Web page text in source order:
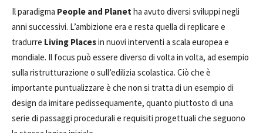
Il paradigma People and Planetha avuto diversi sviluppi negli
anni successivi. L’ambizione era e resta quella di replicare e
tradurre Living Placesin nuovi interventi a scala europea e
mondiale. Il focus può essere diverso di volta in volta, ad esempio
sulla ristrutturazione o sull’edilizia scolastica. Ciò che è
importante puntualizzare è che non si tratta di un esempio di
design da imitare pedissequamente, quanto piuttosto di una
serie di passaggi procedurali e requisiti progettuali che seguono